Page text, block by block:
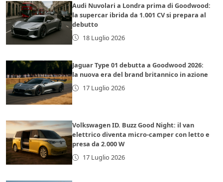
Audi Nuvolari a Londra prima di Goodwood:
la supercar ibrida da 1.001 CV si prepara al
debutto
18 Luglio 2026
Jaguar Type 01 debutta a Goodwood 2026:
la nuova era del brand britannico in azione
17 Luglio 2026
Volkswagen ID. Buzz Good Night: il van
elettrico diventa micro-camper con letto e
presa da 2.000 W
17 Luglio 2026